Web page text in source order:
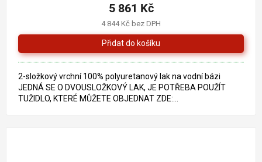
4 844 Kč bez DPH
5 861 Kč
2-složkový vrchní 100% polyuretanový lak na vodní bázi
JEDNÁ SE O DVOUSLOŽKOVÝ LAK, JE POTŘEBA POUŽÍT
TUŽIDLO, KTERÉ MŮŽETE OBJEDNAT ZDE:...